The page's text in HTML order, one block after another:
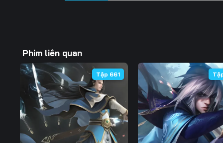
Tập 102 Tập 103 Tập 104
Tập 109 Tập 111
Tập 116 Tập 117 Tập 118
Tập 123 Tập 124 Tập 125
Phim liên quan
Tập 661